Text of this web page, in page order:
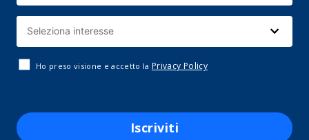
Ho preso visione e accetto la Privacy Policy
Iscriviti